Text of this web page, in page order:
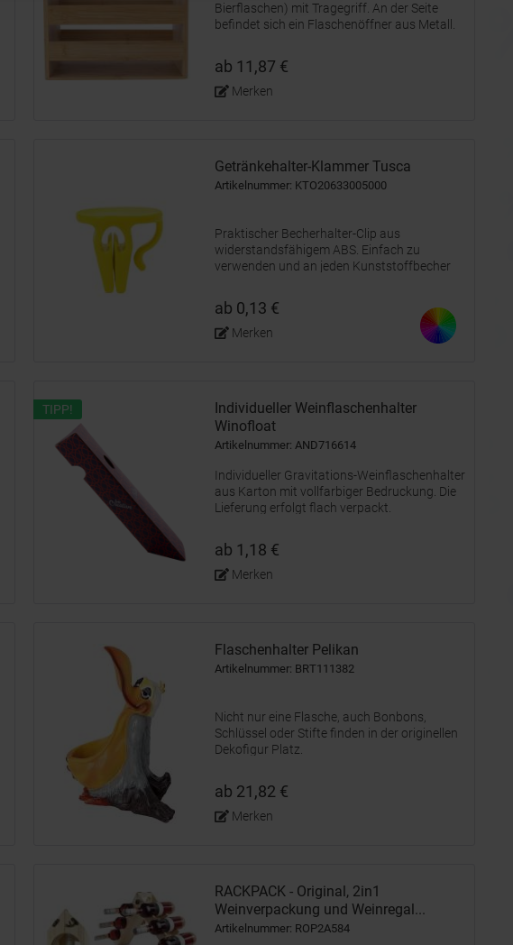
Bierflaschen) mit Tragegriff. An der Seite
befindet sich ein Flaschenöffner aus Metall.
Kartonschachtel.
ab 11,87 €
Merken
Getränkehalter-Klammer Tusca
Artikelnummer: KTO20633005000
Praktischer Becherhalter-Clip aus
widerstandsfähigem ABS. Einfach zu
verwenden und an jeden Kunststoffbecher
das Branding. Erhältlich in einer breiten
Palette von Farben.
ab 0,13 €
Merken
TIPP!
Individueller Weinflaschenhalter
Winofloat
Artikelnummer: AND716614
Individueller Gravitations-Weinflaschenhalter
aus Karton mit vollfarbiger Bedruckung. Die
Lieferung erfolgt flach verpackt.
ab 1,18 €
Merken
Flaschenhalter Pelikan
Artikelnummer: BRT111382
Nicht nur eine Flasche, auch Bonbons,
Schlüssel oder Stifte finden in der originellen
Dekofigur Platz.
ab 21,82 €
Merken
RACKPACK - Original, 2in1
Weinverpackung und Weinregal...
Artikelnummer: ROP2A584